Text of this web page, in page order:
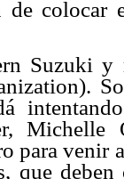
de colocar
Suzuki y
Michelle
para venir
que